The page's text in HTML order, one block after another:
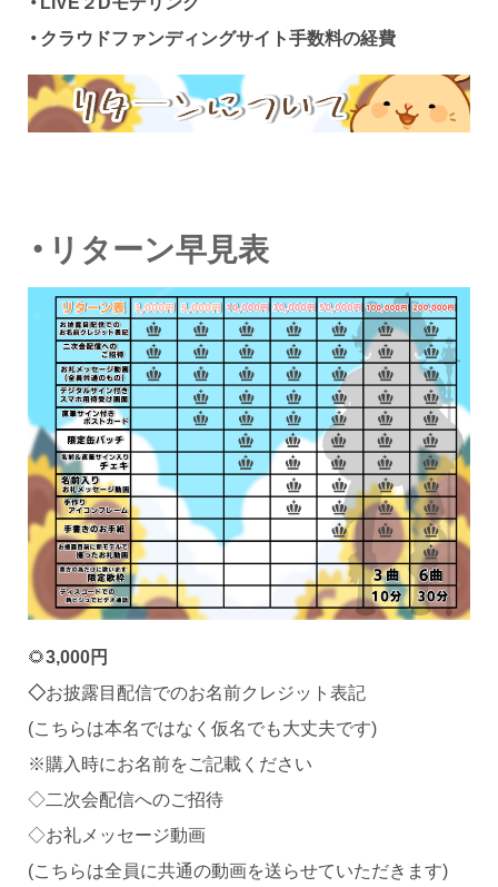
・ クラウドファンディングサイト手数料の経費
・リターン早見表
🌻3,000円
◇お披露目配信でのお名前クレジット表記
(こちらは本名ではなく仮名でも大丈夫です)
※購入時にお名前をご記載ください
◇二次会配信へのご招待
◇お礼メッセージ動画
(こちらは全員に共通の動画を送らせていただきます)